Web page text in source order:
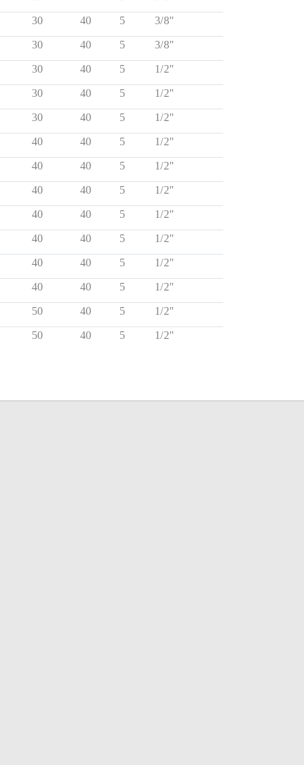
30 40 5 3/8"
30 40 5 3/8"
30 40 5 1/2"
30 40 5 1/2"
30 40 5 1/2"
40 40 5 1/2"
40 40 5 1/2"
40 40 5 1/2"
40 40 5 1/2"
40 40 5 1/2"
40 40 5 1/2"
40 40 5 1/2"
50 40 5 1/2"
50 40 5 1/2"